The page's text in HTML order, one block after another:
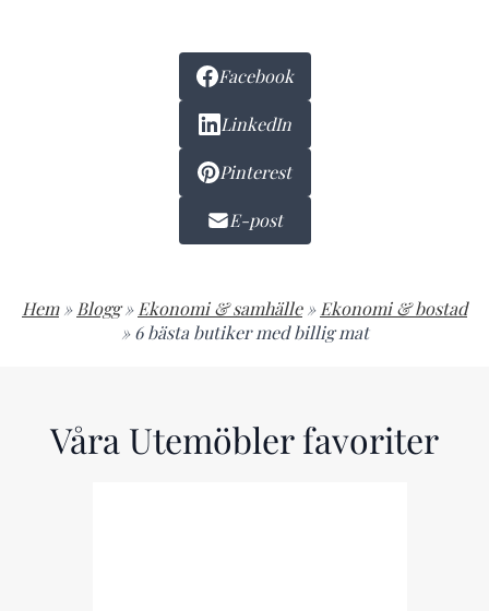
Facebook
LinkedIn
Pinterest
E-post
Hem » Blogg » Ekonomi & samhälle » Ekonomi & bostad
» 6 bästa butiker med billig mat
Våra Utemöbler favoriter